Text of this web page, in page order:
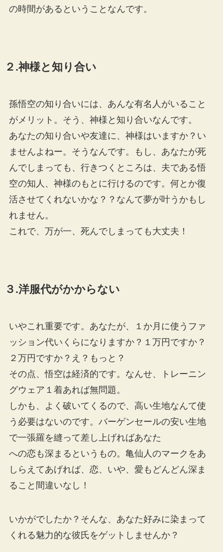
の時間があるということなんです。
２.神様と知り合い
孫悟空の知り合いには、あんな有名人がいること
がメリット。そう、神様と知り合いなんです。
あなたの知り合いや友達に、神様はいますか？い
ませんよねー。そうなんです。もし、あなたが死
んでしまっても、行きつくところは、夫である悟
空の知人、神様のもとに行けるのです。何とか復
活させてくれないかな？？なんて夢が叶うかもし
れません。
これで、万が一、死んでしまっても大丈夫！
３.洋服代がかからない
いやこれ重要です。あなたが、１か月に使うファ
ッション代いくらになりますか？１万円ですか？
２万円ですか？え？もっと？
その点、悟空は経済的です。なんせ、トレーニン
グウェア１着あれば無問題。
しかも、よく破いてくるので、高い生地なんて使
う必要はないのです。バーゲンセールの安い生地
で一張羅を縫って差し上げればあなた
への恋も深まるというもの。亀仙人のマークをあ
しらえてあげれば、恋、いや、愛もどんどん深ま
ること間違いなし！
いかがでしたか？そんな、あなた好みに染まって
くれる魅力的な彼氏をゲットしませんか？